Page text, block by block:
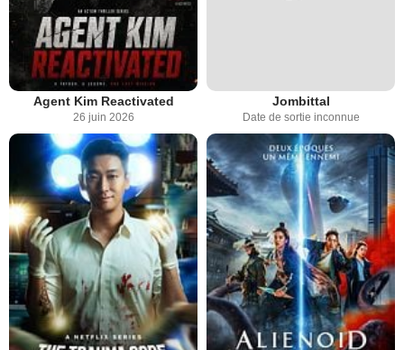
Agent Kim Reactivated
26 juin 2026
Jombittal
Date de sortie inconnue